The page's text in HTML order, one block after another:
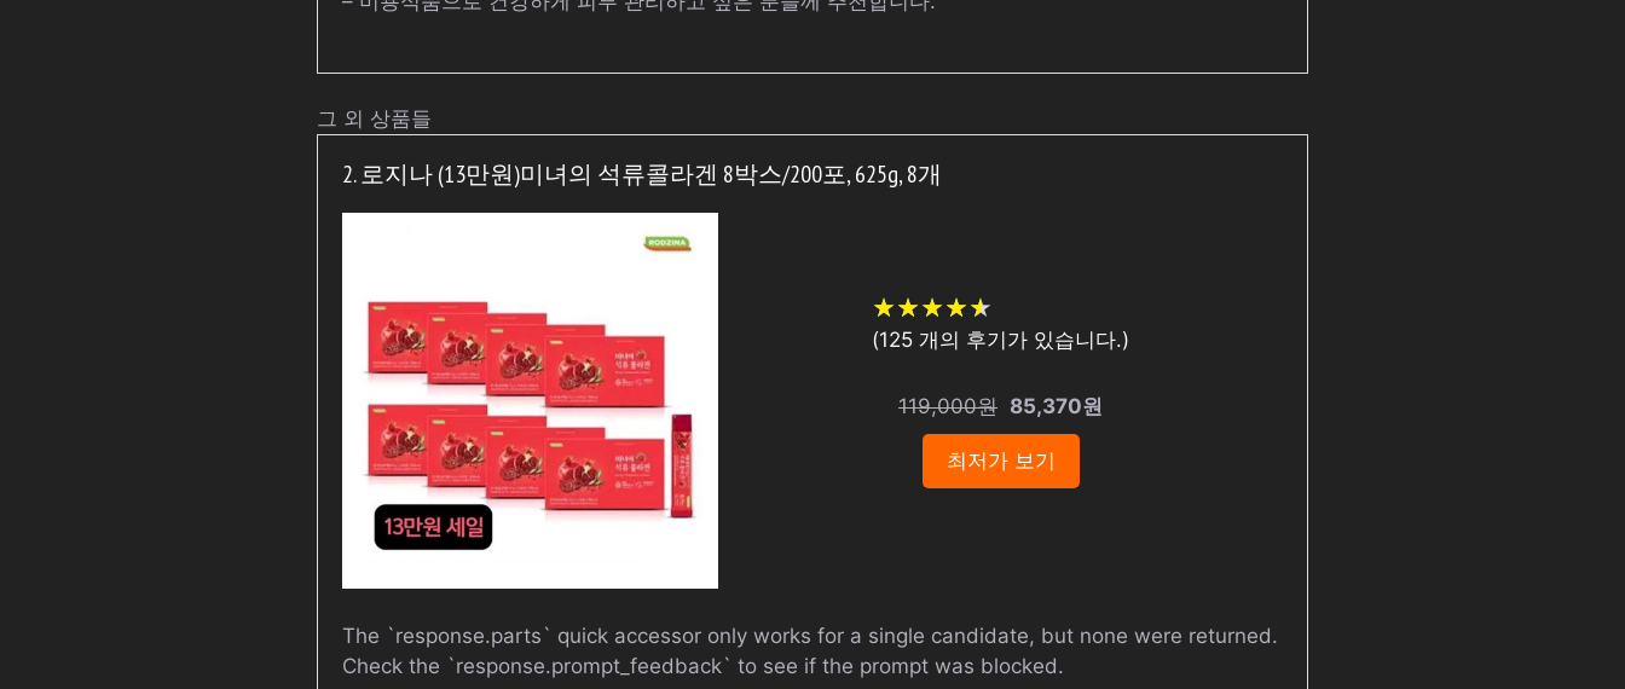
그 외 상품들
2. 로지나 (13만원)미녀의 석류콜라겐 8박스/200포, 625g, 8개
★★★★★
★★★★★
(125 개의 후기가 있습니다.)
119,000원 85,370원
최저가 보기
The `response.parts` quick accessor only works for a single candidate, but none were returned.
Check the `response.prompt_feedback` to see if the prompt was blocked.